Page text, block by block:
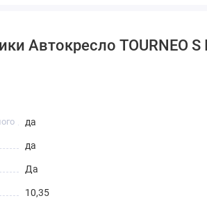
Автокресло TOURNEO
да
да
Да
10,35